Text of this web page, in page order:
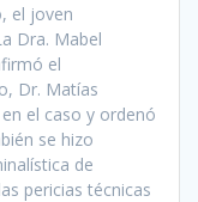
el joven
Dra. Mabel
el
Dr. Matías
el caso y ordenó
se hizo
de
pericias técnicas